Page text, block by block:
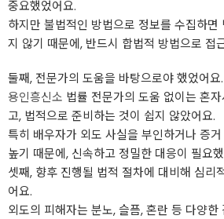
중요했었어요.
하지만 불법적인 방법으로 정보를 수집하면
지 않기 때문에, 반드시 합법적 방법으로 접
둘째, 전문가의 도움을 바탕으로야 했었어요.
용인흥신소 법률 전문가의 도움 없이는 혼
고, 법적으로 준비하는 것이 쉽지 않았어요.
특히 배우자가 외도 사실을 부인하거나 증
높기 때문에, 신속하고 정밀한 대응이 필요
셋째, 향후 진행될 법적 절차에 대비해 심리
어요.
외도의 피해자는 분노, 슬픔, 혼란 등 다양한